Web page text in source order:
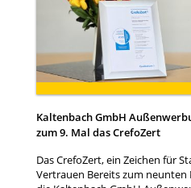
Kaltenbach GmbH
zum 9. Mal das CrefoZert
Das CrefoZert, ein Zeichen für
Vertrauen Bereits zum neunten